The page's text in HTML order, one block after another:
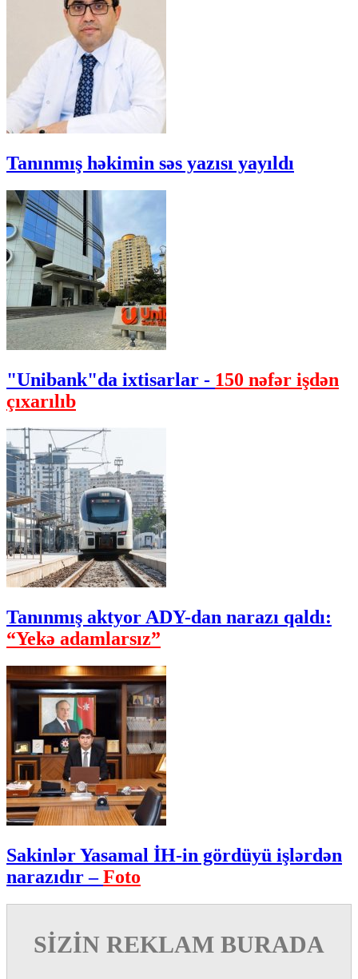
Tanınmış həkimin səs yazısı yayıldı
"Unibank"da ixtisarlar - 150 nəfər işdən
çıxarılıb
Tanınmış aktyor ADY-dan narazı qaldı:
“Yekə adamlarsız”
Sakinlər Yasamal İH-in gördüyü işlərdən
narazıdır –Foto
SİZİN REKLAM BURADA